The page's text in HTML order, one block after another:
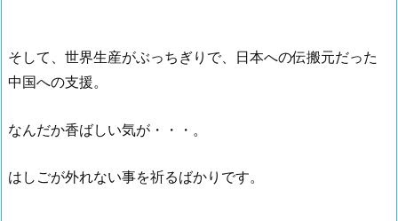
そして、世界生産がぶっちぎりで、日本への伝搬元だった
中国への支援。
なんだか香ばしい気が・・・。
はしごが外れない事を祈るばかりです。